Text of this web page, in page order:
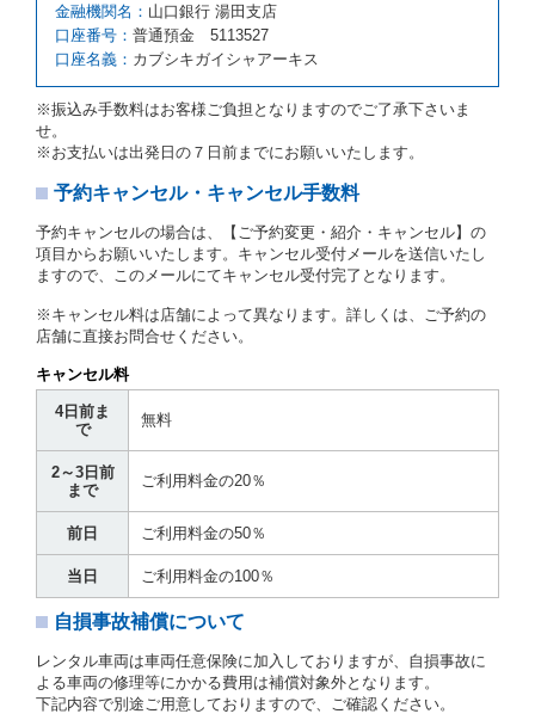
第５項の予約の取消しとして取り扱い、当社は受領済
の予約申込金を返還するものとします。
第６条（免責）
当社及び借受人は、予約が取り消され、又は貸渡契約
が締結されなかったことについて、第４条及び第５条
に定める場合を除き、相互に何らの請求をしないもの
とします。
第３章／貸 渡 し
第７条（貸渡契約の締結）
借受人は第２条第１項に定める借受条件を明示し、当
貸渡契約を締結するものとします。ただし、貸し渡す
ことができるレンタカーがない場合又は借受人若しく
は運転者が第８条第１項若しくは第２項各号のいずれ
かに該当する場合を除きます。
貸渡契約を締結した場合、借受人は当社に第１0条第
１項に定める貸渡料金を支払うものとします。
運転者の義務と定められた事項を遵守するものとしま
す。
当社は、監督官庁の基本通達（注１）に基づき、貸渡
運転者の氏名、住所、運転免許の種類及び運転免許証
写しを添付するため、貸渡契約の締結にあたり、借受
人に対し、借受人の指定する運転者（以下「運転者」
といいます。）の運転免許証の提示を求めるほか、そ
の写しの提出を求めることがあります。この場合、借
受人は、自己が運転者であるときは自己の運転免許証
金融機関名： 山口銀行 湯田支店
口座番号： 普通預金 5113527
口座名義： カブシキガイシャアーキス
※振込み手数料はお客様ご負担となりますのでご了承下さいま
せ。
※お支払いは出発日の７日前までにお願いいたします。
予約キャンセル・キャンセル手数料
予約キャンセルの場合は、【ご予約変更・紹介・キャンセル】の
項目からお願いいたします。キャンセル受付メールを送信いたし
ますので、このメールにてキャンセル受付完了となります。
※キャンセル料は店舗によって異なります。詳しくは、ご予約の
店舗に直接お問合せください。
キャンセル料
4日前ま
で
無料
2～3日前
まで
ご利用料金の20％
前日 ご利用料金の50％
当日 ご利用料金の100％
自損事故補償について
レンタル車両は車両任意保険に加入しておりますが、自損事故に
よる車両の修理等にかかる費用は補償対象外となります。
下記内容で別途ご用意しておりますので、ご確認ください。